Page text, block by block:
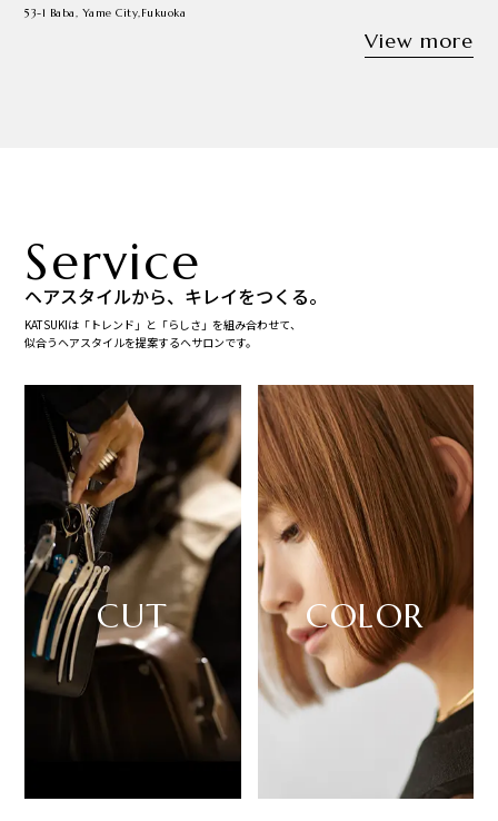
53-1 Baba, Yame City,Fukuoka
View more
Service
ヘアスタイルから、キレイをつくる。
KATSUKIは「トレンド」と「らしさ」を組み合わせて、
似合うヘアスタイルを提案するヘサロンです。
CUT COLOR